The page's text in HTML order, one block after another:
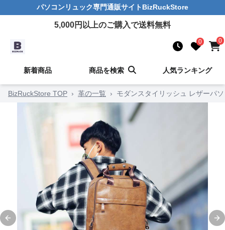
パソコンリュック専門通販サイト BizRuckStore
5,000円以上のご購入で送料無料
0 0
新着商品 商品を検索 人気ランキング
BizRuckStore TOP › 革の一覧 › モダンスタイリッシュ レザーパ
Previous slide